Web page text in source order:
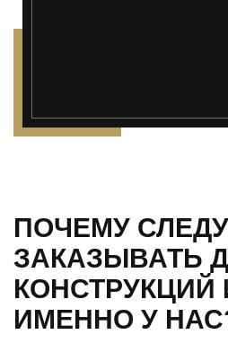
ПОЧЕМУ
ЗАКАЗЫВАТЬ
КОНСТРУКЦИЙ
ИМЕННО У